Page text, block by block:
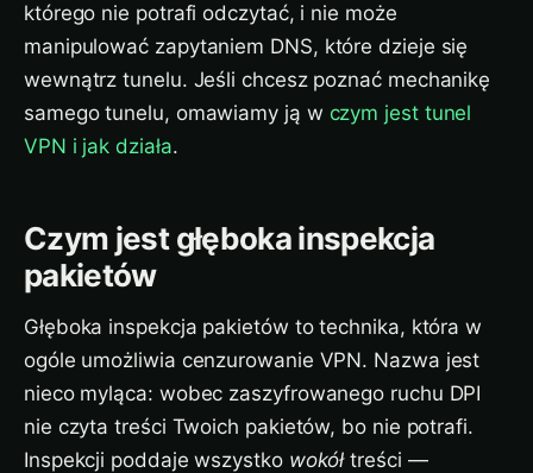
którego nie potrafi odczytać, i nie może
manipulować zapytaniem DNS, które dzieje się
wewnątrz tunelu. Jeśli chcesz poznać mechanikę
samego tunelu, omawiamy ją w czym jest tunel
VPN i jak działa.
Czym jest głęboka inspekcja
pakietów
Głęboka inspekcja pakietów to technika, która w
ogóle umożliwia cenzurowanie VPN. Nazwa jest
nieco myląca: wobec zaszyfrowanego ruchu DPI
nie czyta treści Twoich pakietów, bo nie potrafi.
Inspekcji poddaje wszystko wokółtreści —